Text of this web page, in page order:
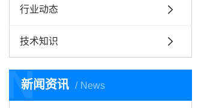
行业动态
技术知识
新闻资讯 News
N